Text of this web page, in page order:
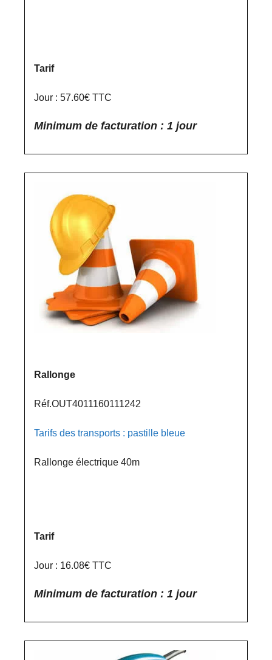
Tarif
Jour : 57.60€ TTC
Minimum de facturation : 1 jour
Rallonge
Réf.OUT4011160111242
Tarifs des transports : pastille bleue
Rallonge électrique 40m
Tarif
Jour : 16.08€ TTC
Minimum de facturation : 1 jour